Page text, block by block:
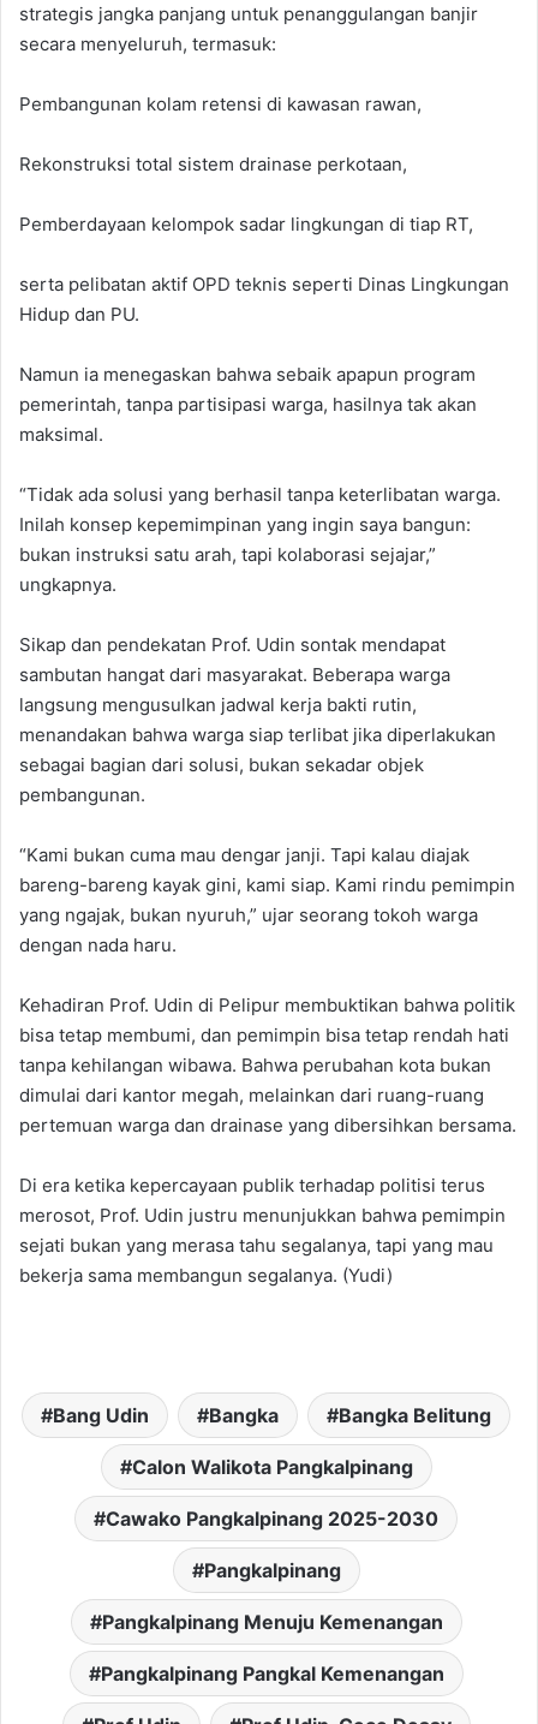
strategis jangka panjang untuk penanggulangan banjir
secara menyeluruh, termasuk:
Pembangunan kolam retensi di kawasan rawan,
Rekonstruksi total sistem drainase perkotaan,
Pemberdayaan kelompok sadar lingkungan di tiap RT,
serta pelibatan aktif OPD teknis seperti Dinas Lingkungan
Hidup dan PU.
Namun ia menegaskan bahwa sebaik apapun program
pemerintah, tanpa partisipasi warga, hasilnya tak akan
maksimal.
“Tidak ada solusi yang berhasil tanpa keterlibatan warga.
Inilah konsep kepemimpinan yang ingin saya bangun:
bukan instruksi satu arah, tapi kolaborasi sejajar,”
ungkapnya.
Sikap dan pendekatan Prof. Udin sontak mendapat
sambutan hangat dari masyarakat. Beberapa warga
langsung mengusulkan jadwal kerja bakti rutin,
menandakan bahwa warga siap terlibat jika diperlakukan
sebagai bagian dari solusi, bukan sekadar objek
pembangunan.
“Kami bukan cuma mau dengar janji. Tapi kalau diajak
bareng-bareng kayak gini, kami siap. Kami rindu pemimpin
yang ngajak, bukan nyuruh,” ujar seorang tokoh warga
dengan nada haru.
Kehadiran Prof. Udin di Pelipur membuktikan bahwa politik
bisa tetap membumi, dan pemimpin bisa tetap rendah hati
tanpa kehilangan wibawa. Bahwa perubahan kota bukan
dimulai dari kantor megah, melainkan dari ruang-ruang
pertemuan warga dan drainase yang dibersihkan bersama.
Di era ketika kepercayaan publik terhadap politisi terus
merosot, Prof. Udin justru menunjukkan bahwa pemimpin
sejati bukan yang merasa tahu segalanya, tapi yang mau
bekerja sama membangun segalanya. (Yudi)
Bang Udin Bangka Bangka Belitung
Calon Walikota Pangkalpinang
Cawako Pangkalpinang 2025-2030
Pangkalpinang
Pangkalpinang Menuju Kemenangan
Pangkalpinang Pangkal Kemenangan